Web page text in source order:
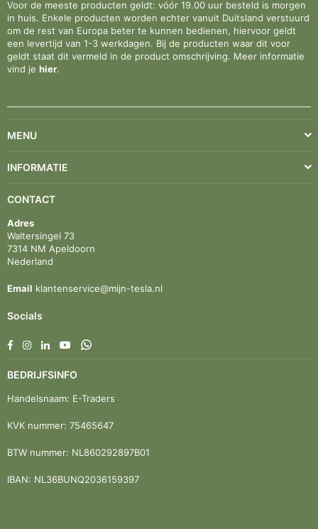
Voor de meeste producten geldt: vóór 19.00 uur besteld is morgen
in huis. Enkele producten worden echter vanuit Duitsland verstuurd
om de rest van Europa beter te kunnen bedienen, hiervoor geldt
een levertijd van 1-3 werkdagen. Bij de producten waar dit voor
geldt staat dit vermeld in de product omschrijving. Meer informatie
vind je hier.
MENU
INFORMATIE
CONTACT
Adres
Waltersingel 73
7314 NM Apeldoorn
Nederland
Email klantenservice@mijn-tesla.nl
Socials
FacebookInstagram
LinkedinYouTubeWhatsapp
BEDRIJFSINFO
Handelsnaam: E-Traders
KVK nummer: 75465647
BTW nummer: NL860292897B01
IBAN: NL36BUNQ2036159397